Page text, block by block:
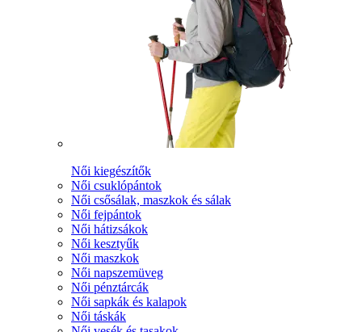
Női kiegészítők
Női csuklópántok
Női csősálak, maszkok és sálak
Női fejpántok
Női hátizsákok
Női kesztyűk
Női maszkok
Női napszemüveg
Női pénztárcák
Női sapkák és kalapok
Női táskák